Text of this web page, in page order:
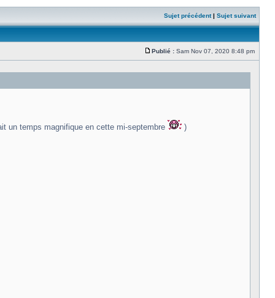
Sujet précédent| Sujet suivant
Publié : Sam Nov 07, 2020 8:48 pm
un temps magnifique en cette mi-septembre )